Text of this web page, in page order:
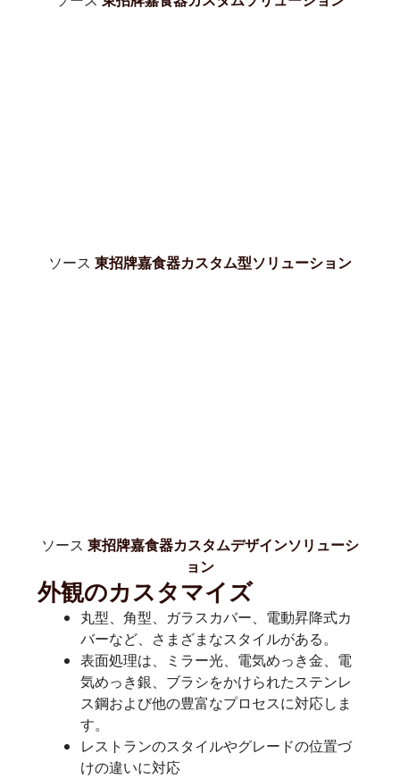
ソース 東招牌嘉食器カスタム型ソリューション
ソース 東招牌嘉食器カスタムデザインソリューシ
ョン
外観のカスタマイズ
丸型、角型、ガラスカバー、電動昇降式カ
バーなど、さまざまなスタイルがある。
表面処理は、ミラー光、電気めっき金、電
気めっき銀、ブラシをかけられたステンレ
ス鋼および他の豊富なプロセスに対応しま
す。
レストランのスタイルやグレードの位置づ
けの違いに対応